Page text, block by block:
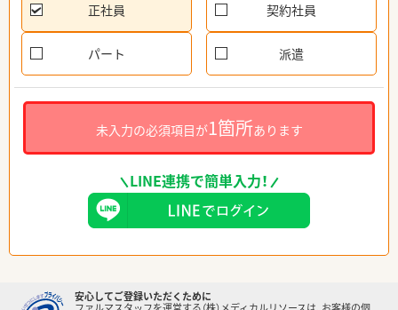
正社員 契約社員
パート 派遣
未入力の必須項目が1箇所あります
LINE連携で簡単入力！
安心してご登録いただくために